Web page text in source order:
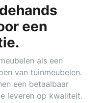
een
als een
van tuinmeubelen.
een betaalbaar
leveren op kwaliteit.